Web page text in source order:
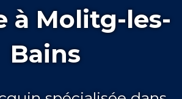
à Molitg-les-
Bains